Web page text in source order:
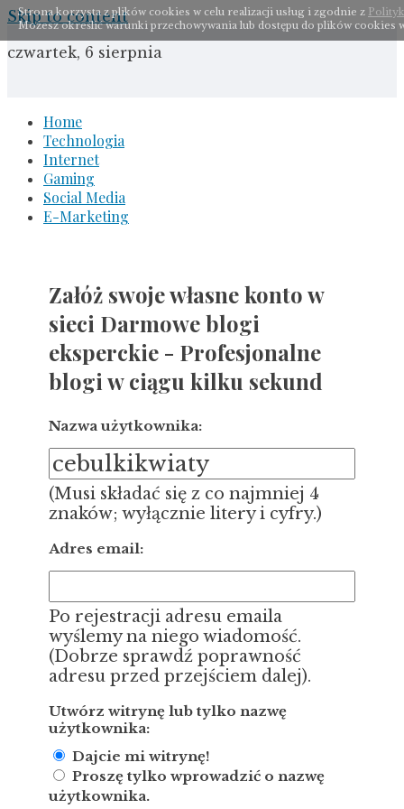
Skip to content
czwartek, 6 sierpnia
Home
Technologia
Internet
Gaming
Social Media
E-Marketing
Załóż swoje własne konto w
sieci Darmowe blogi
eksperckie - Profesjonalne
blogi w ciągu kilku sekund
Nazwa użytkownika:
(Musi składać się z co najmniej 4
znaków; wyłącznie litery i cyfry.)
Adres email:
Po rejestracji adresu emaila
wyślemy na niego wiadomość.
(Dobrze sprawdź poprawność
adresu przed przejściem dalej).
Utwórz witrynę lub tylko nazwę
użytkownika:
Dajcie mi witrynę!
Proszę tylko wprowadzić o nazwę
użytkownika.
Strona korzysta z plików cookies w celu realizacji usług i zgodnie z
Możesz określić warunki przechowywania lub dostępu do plików cookies